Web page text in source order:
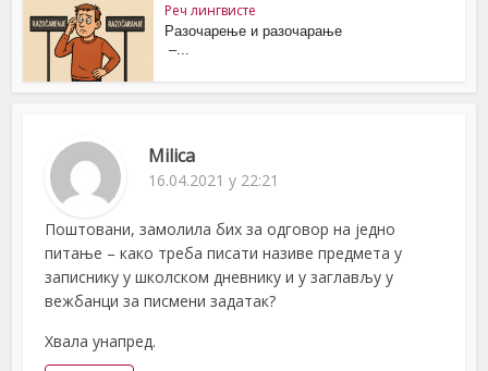
Реч лингвисте
Разочарење и разочарање
–...
Milica
16.04.2021 у 22:21
Поштовани, замолила бих за одговор на једно
питање – како треба писати називе предмета у
записнику у школском дневнику и у заглављу у
вежбанци за писмени задатак?
Хвала унапред.